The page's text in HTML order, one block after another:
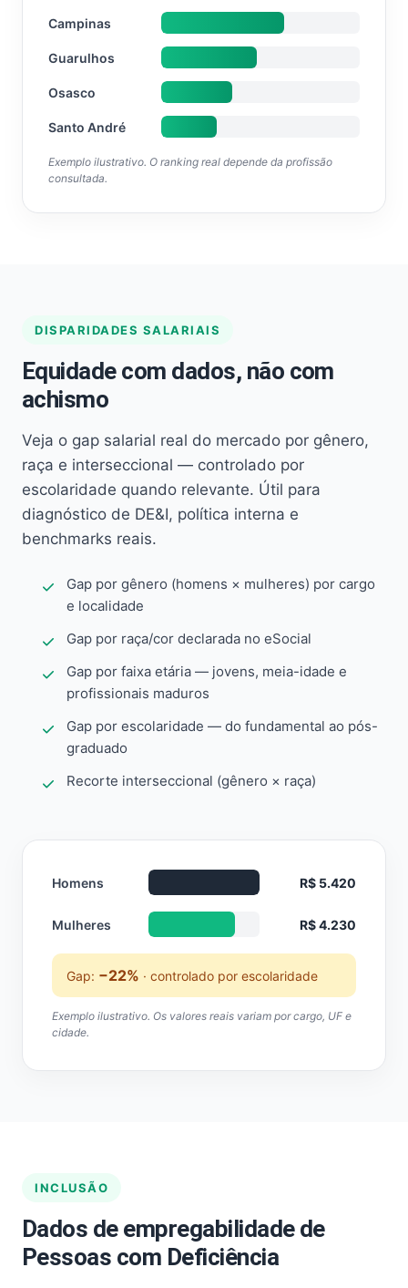
Campinas
Guarulhos
Osasco
Santo André
Exemplo ilustrativo. O ranking real depende da profissão
consultada.
DISPARIDADES SALARIAIS
Equidade com dados, não com
achismo
Veja o gap salarial real do mercado por gênero,
raça e interseccional — controlado por
escolaridade quando relevante. Útil para
diagnóstico de DE&I, política interna e
benchmarks reais.
Gap por gênero (homens × mulheres) por cargo
e localidade
Gap por raça/cor declarada no eSocial
Gap por faixa etária — jovens, meia-idade e
profissionais maduros
Gap por escolaridade — do fundamental ao pós-
graduado
Recorte interseccional (gênero × raça)
Homens R$ 5.420
Mulheres R$ 4.230
Gap: −22% · controlado por escolaridade
Exemplo ilustrativo. Os valores reais variam por cargo, UF e
cidade.
INCLUSÃO
Dados de empregabilidade de
Pessoas com Deficiência